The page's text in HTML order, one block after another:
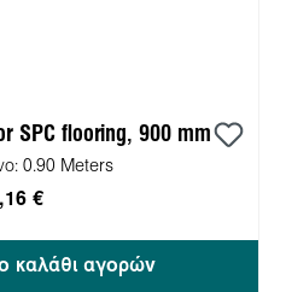
SPC flooring, 900 mm
0.90 Meters
€
καλάθι αγορών